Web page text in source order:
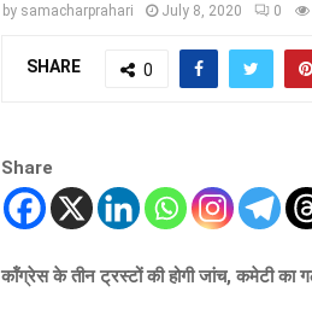
by samacharprahari July 8, 2020 0
SHARE 0
Share
कॉंग्रेस के तीन ट्रस्टों की होगी जांच, कमेटी का